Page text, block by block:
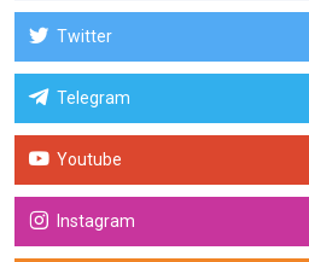
Twitter
Telegram
Youtube
Instagram